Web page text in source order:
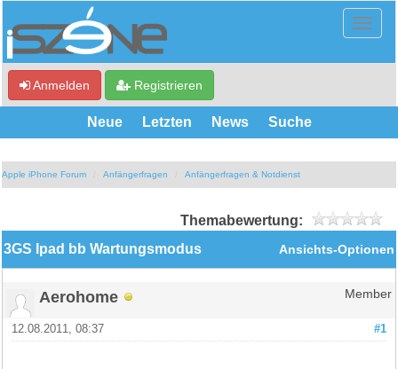
Anmelden Registrieren
Neue Letzten News Suche
Apple iPhone Forum Anfängerfragen Anfängerfragen & Notdienst
Themabewertung:
Ansichts-Optionen
3GS Ipad bb Wartungsmodus
Aerohome Member
#1
12.08.2011, 08:37